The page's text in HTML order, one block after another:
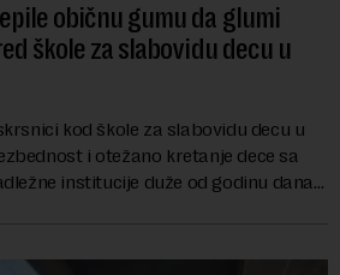
običnu gumu da glumi
škole za slabovidu decu u
kod škole za slabovidu decu u
i otežano kretanje dece sa
institucije duže od godinu dana